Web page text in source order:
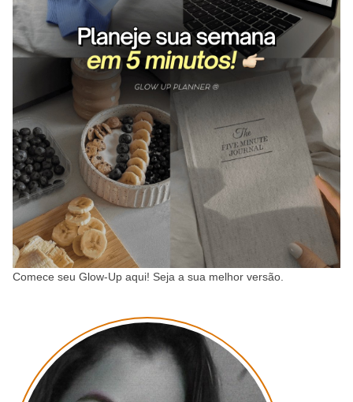
Comece seu Glow-Up aqui! Seja a sua melhor versão.